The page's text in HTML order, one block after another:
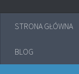
STRONA GŁÓWNA
BLOG